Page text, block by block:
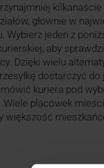
kilkanaście
głownie w
Wybierz jeden z
aby
Dzięki wielu
dostarczyć do
kuriera pod
Wiele placówek
większość